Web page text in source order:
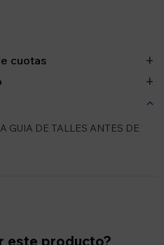
cuotas
GUIA DE TALLES ANTES DE
este producto?